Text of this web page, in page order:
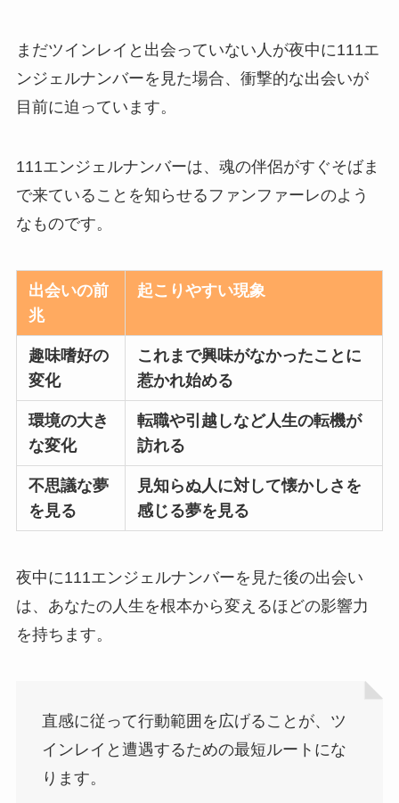
まだツインレイと出会っていない人が夜中に111エ
ンジェルナンバーを見た場合、衝撃的な出会いが
目前に迫っています。
111エンジェルナンバーは、魂の伴侶がすぐそばま
で来ていることを知らせるファンファーレのよう
なものです。
出会いの前
兆
起こりやすい現象
趣味嗜好の
変化
これまで興味がなかったことに
惹かれ始める
環境の大き
な変化
転職や引越しなど人生の転機が
訪れる
不思議な夢
を見る
見知らぬ人に対して懐かしさを
感じる夢を見る
夜中に111エンジェルナンバーを見た後の出会い
は、あなたの人生を根本から変えるほどの影響力
を持ちます。
直感に従って行動範囲を広げることが、ツ
インレイと遭遇するための最短ルートにな
ります。